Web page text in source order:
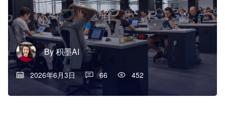
By积墨AI
2026年6月3日 66 452